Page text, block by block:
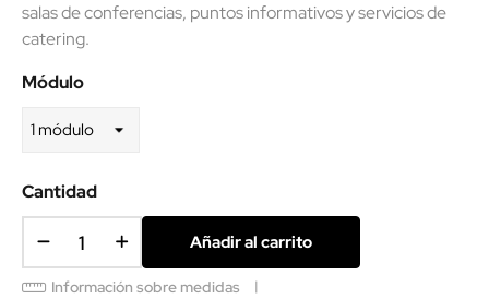
salas de conferencias, puntos informativos y servicios de
catering.
Módulo
Cantidad
Añadir al carrito
Información sobre medidas